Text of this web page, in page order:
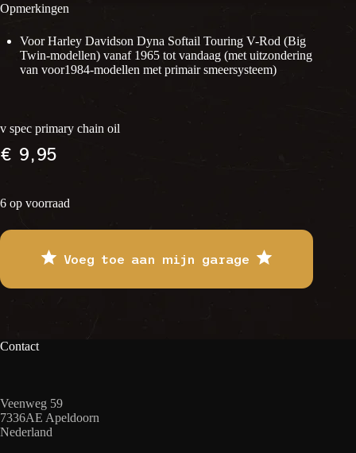
Opmerkingen
Voor Harley Davidson Dyna Softail Touring V-Rod (Big
Twin-modellen) vanaf 1965 tot vandaag (met uitzondering
van voor1984-modellen met primair smeersysteem)
v spec primary chain oil
€9,95
6 op voorraad
Voeg toe aan mijn garage
Contact
Veenweg 59
7336AE Apeldoorn
Nederland